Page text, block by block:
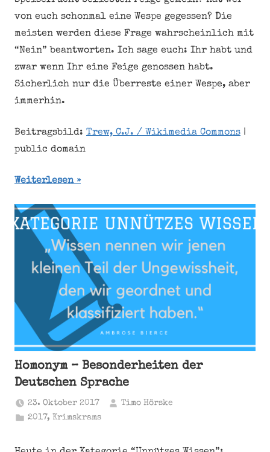
von euch schonmal eine Wespe gegessen? Die
meisten werden diese Frage wahrscheinlich mit
“Nein” beantworten. Ich sage euch: Ihr habt und
zwar wenn Ihr eine Feige genossen habt.
Sicherlich nur die Überreste einer Wespe, aber
immerhin.
Beitragsbild: Trew, C.J. / Wikimedia Commons |
public domain
Weiterlesen
Homonym – Besonderheiten der
Deutschen Sprache
23. Oktober 2017
Timo Hörske
2017, Krimskrams